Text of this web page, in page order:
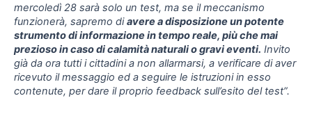
mercoledì 28 sarà solo un test, ma se il meccanismo
funzionerà, sapremo diavere a disposizione un potente
strumento di informazione in tempo reale, più che mai
prezioso in caso di calamità naturali o gravi eventi. Invito
già da ora tutti i cittadini a non allarmarsi, a verificare di aver
ricevuto il messaggio ed a seguire le istruzioni in esso
contenute, per dare il proprio feedback sull’esito del test”.